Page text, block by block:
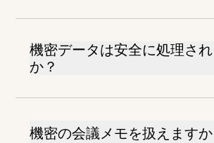
機密データは安全に処理さ
か？
機密の会議メモを扱えますか